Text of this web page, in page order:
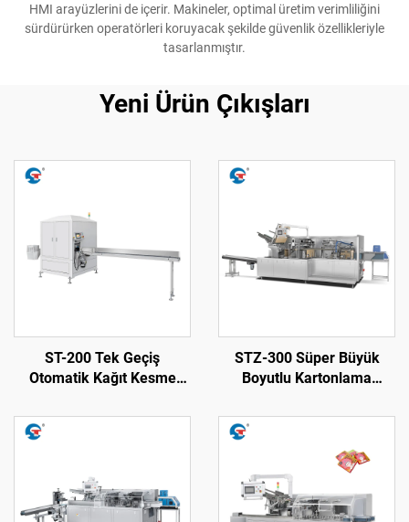
HMI arayüzlerini de içerir. Makineler, optimal üretim verimliliğini
sürdürürken operatörleri koruyacak şekilde güvenlik özellikleriyle
tasarlanmıştır.
Yeni Ürün Çıkışları
ST-200 Tek Geçiş
Otomatik Kağıt Kesme
STZ-300 Süper Büyük
Boyutlu Kartonlama